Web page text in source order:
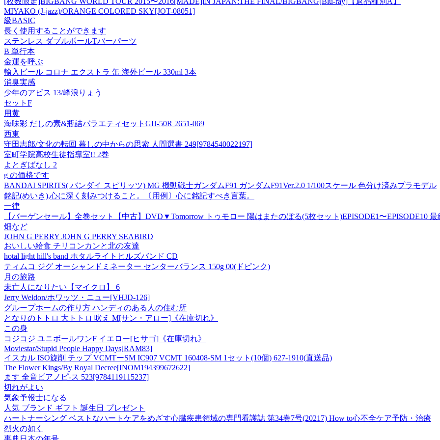
MIYAKO (J-jazz)/ORANGE COLORED SKY[JOT-08051]
級BASIC
長く使用することができます
ステンレス ダブルボールTバーパーツ
B 単行本
金運を呼ぶ
輸入ビール コロナ エクストラ 缶 海外ビール 330ml 3本
消臭実感
少年のアビス 13/峰浪りょう
セットF
用黄
海味彩 だしの素&瓶詰バラエティセットGIJ-50R 2651-069
西東
守田志郎/文化の転回 暮しの中からの思索 人間選書 249[9784540022197]
室町学院高校生徒指導室!! 2巻
よとぎばなし 2
g の価格です
BANDAI SPIRITS( バンダイ スピリッツ) MG 機動戦士ガンダムF91 ガンダムF91Ver.2.0 1/100スケール 色分け済みプラモデル
銘記(めいき),心に深く刻みつけること。〔用例〕心に銘記すべき言葉。
一律
【バーゲンセール】全巻セット【中古】DVD▼Tomorrow トゥモロー 陽はまたのぼる(5枚セット)EPISODE1〜EPISODE10
畑など
JOHN G PERRY JOHN G PERRY SEABIRD
おいしい給食 チリコンカンと北の友達
hotal light hill's band ホタルライトヒルズバンド CD
ティムコ ジグ オーシャンドミネーター センターバランス 150g 00(ドピンク)
月の旅路
未亡人になりたい【マイクロ】 6
Jerry Weldon/ホワッツ・ニュー[VHJD-126]
グループホームの作り方 ハンディのある人の住む所
となりのトトロ 大トトロ 吠え M[サン・アロー]《在庫切れ》
この身
コジコジ ユニボールワンF イエロー[ヒサゴ]《在庫切れ》
Moviestar/Stupid People Happy Days[RAM83]
イスカル ISO旋削 チップ VCMTーSM IC907 VCMT 160408-SM 1セット(10個) 627-1910(直送品)
The Flower Kings/By Royal Decree[INOM194399672622]
ます 全音ピアノピ-ス 523[9784119115237]
切れがよい
気象予報士になる
人気 ブランド ギフト 誕生日 プレゼント
ハートナーシング ベストなハートケアをめざす心臓疾患領域の専門看護誌 第34巻7号(20217) How to心不全ケア予防・治療
烈火の如く